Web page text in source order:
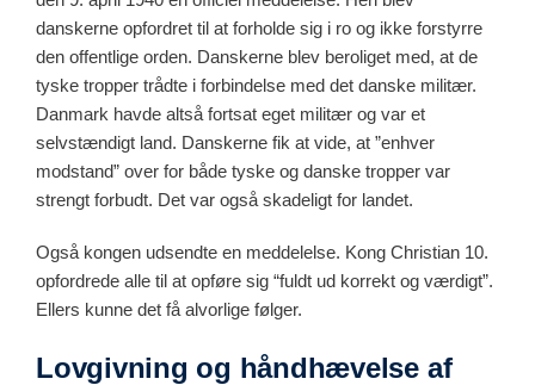
danskerne opfordret til at forholde sig i ro og ikke forstyrre
den offentlige orden. Danskerne blev beroliget med, at de
tyske tropper trådte i forbindelse med det danske militær.
Danmark havde altså fortsat eget militær og var et
selvstændigt land. Danskerne fik at vide, at ”enhver
modstand” over for både tyske og danske tropper var
strengt forbudt. Det var også skadeligt for landet.
Også kongen udsendte en meddelelse. Kong Christian 10.
opfordrede alle til at opføre sig “fuldt ud korrekt og værdigt”.
Ellers kunne det få alvorlige følger.
Lovgivning og håndhævelse af